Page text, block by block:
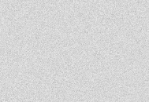
In
st
ag
ra
m
Fa
ce
bo
ok
LI
N
E